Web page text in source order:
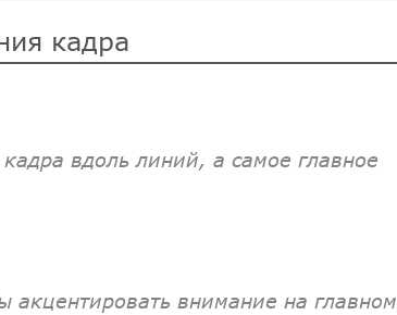
кадра
вдоль линий, а самое главное
акцентировать внимание на главном